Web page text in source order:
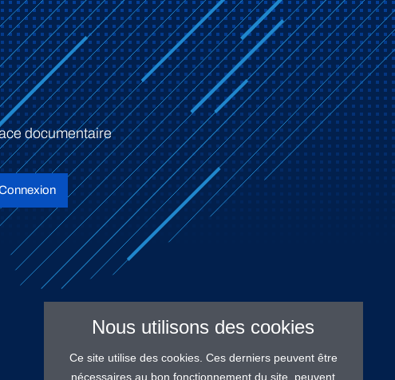
documentaire
Nous utilisons des cookies
Ce site utilise des cookies. Ces derniers peuvent être
nécessaires au bon fonctionnement du site, peuvent